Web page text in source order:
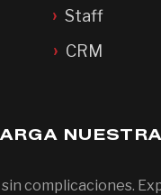
Staff
CRM
complicaciones.